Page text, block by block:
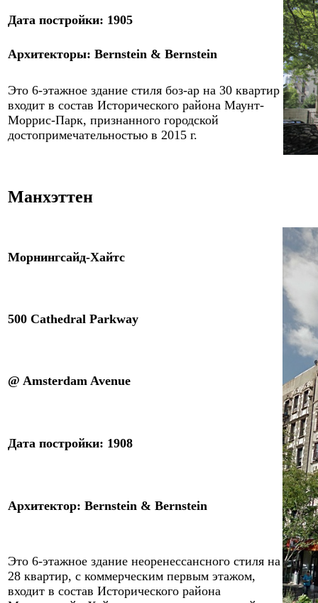
Дата постройки: 1905
Архитекторы: Bernstein & Bernstein
Это 6-этажное здание стиля боз-ар на 30 квартир
входит в состав Исторического района Маунт-
Моррис-Парк, признанного городской
достопримечательностью в 2015 г.
Манхэттен
Морнингсайд-Хайтс
500 Cathedral Parkway
@ Amsterdam Avenue
Дата постройки: 1908
Архитектор: Bernstein & Bernstein
Это 6-этажное здание неоренессансного стиля на
28 квартир, с коммерческим первым этажом,
входит в состав Исторического района